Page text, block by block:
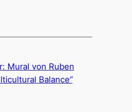
Mural von Ruben
Balance“